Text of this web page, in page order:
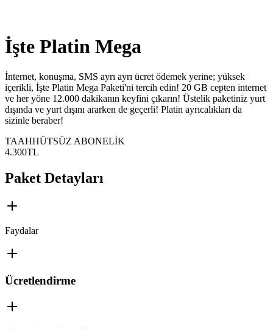
İşte Platin Mega
​​​​İnternet, konuşma, SMS ayrı ayrı ücret ödemek yerine; yüksek
içerikli, İşte Platin Mega Paketi'ni tercih edin! 20 GB cepten internet
ve her yöne 12.000 dakikanın keyfini çıkarın! Üstelik paketiniz yurt
dışında ve yurt dışını ararken de geçerli! Platin ayrıcalıkları da
sizinle beraber!
TAAHHÜTSÜZ ABONELİK
4.300TL
Paket Detayları
Faydalar
Ücretlendirme